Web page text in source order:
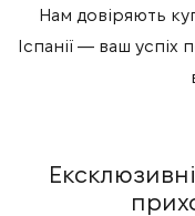
Нам довіряють
Іспанії — ваш